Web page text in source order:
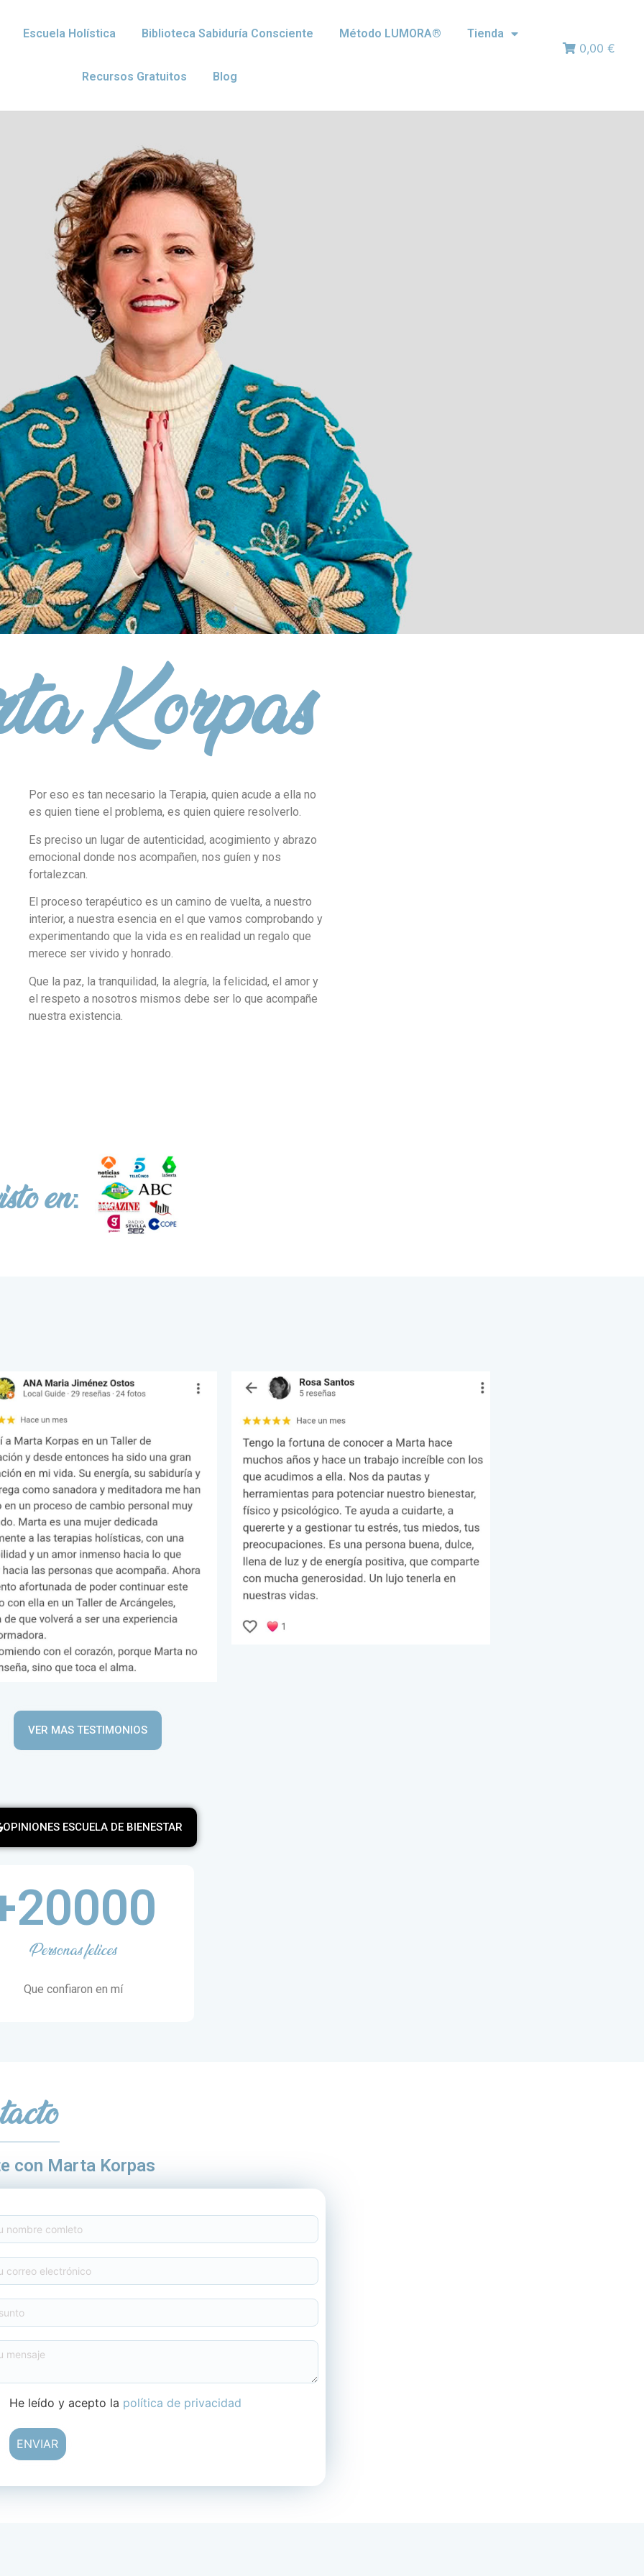
Escuela Holística Biblioteca Sabiduría Consciente Método LUMORA® Tienda
Recursos Gratuitos Blog
0,00 €
Korpas
Por eso es tan necesario la Terapia, quien acude a ella no
es quien tiene el problema, es quien quiere resolverlo.
Es preciso un lugar de autenticidad, acogimiento y abrazo
emocional donde nos acompañen, nos guíen y nos
fortalezcan.
El proceso terapéutico es un camino de vuelta, a nuestro
interior, a nuestra esencia en el que vamos comprobando y
experimentando que la vida es en realidad un regalo que
merece ser vivido y honrado.
Que la paz, la tranquilidad, la alegría, la felicidad, el amor y
el respeto a nosotros mismos debe ser lo que acompañe
nuestra existencia.
en:
VER MAS TESTIMONIOS
OPINIONES ESCUELA DE BIENESTAR
Personas felices
20000
Que confiaron en mí
con Marta Korpas
He leído y acepto la política de privacidad
ENVIAR